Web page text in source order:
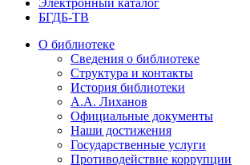
БГДБ-ТВ
О библиотеке
Сведения о библиотеке
Структура и контакты
История библиотеки
А.А. Лиханов
Официальные документы
Наши достижения
Государственные услуги
Противодействие коррупции